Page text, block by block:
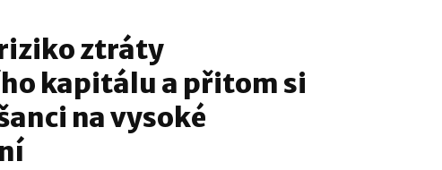
ztráty
kapitálu a přitom si
na vysoké